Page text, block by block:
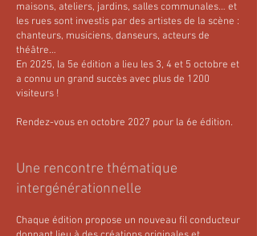
maisons, ateliers, jardins, salles communales… et
les rues sont investis par des artistes de la scène :
chanteurs, musiciens, danseurs, acteurs de
théâtre…
En 2025, la 5e édition a lieu les 3, 4 et 5 octobre et
a connu un grand succès avec plus de 1200
visiteurs !
Rendez-vous en octobre 2027 pour la 6e édition.
Une rencontre thématique
intergénérationnelle
Chaque édition propose un nouveau fil conducteur